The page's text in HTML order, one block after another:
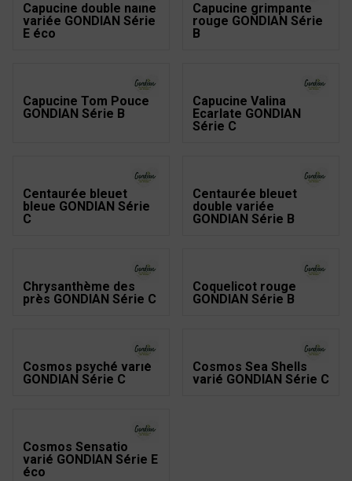
Capucine double naine
variée GONDIAN Série
E éco
Capucine grimpante
rouge GONDIAN Série
B
Capucine Tom Pouce
GONDIAN Série B
Capucine Valina
Ecarlate GONDIAN
Série C
Centaurée bleuet
bleue GONDIAN Série
C
Centaurée bleuet
double variée
GONDIAN Série B
Chrysanthème des
près GONDIAN Série C
Coquelicot rouge
GONDIAN Série B
Cosmos psyché varié
GONDIAN Série C
Cosmos Sea Shells
varié GONDIAN Série C
Cosmos Sensatio
varié GONDIAN Série E
éco